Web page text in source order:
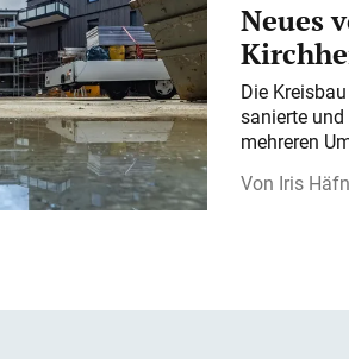
Neues
Die
sanierte
mehreren
Iris